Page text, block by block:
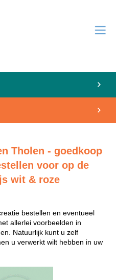
Tholen - goedkoop
voor op de
wit & roze
bestellen en eventueel
allerlei voorbeelden in
Natuurlijk kunt u zelf
u verwerkt wilt hebben in uw